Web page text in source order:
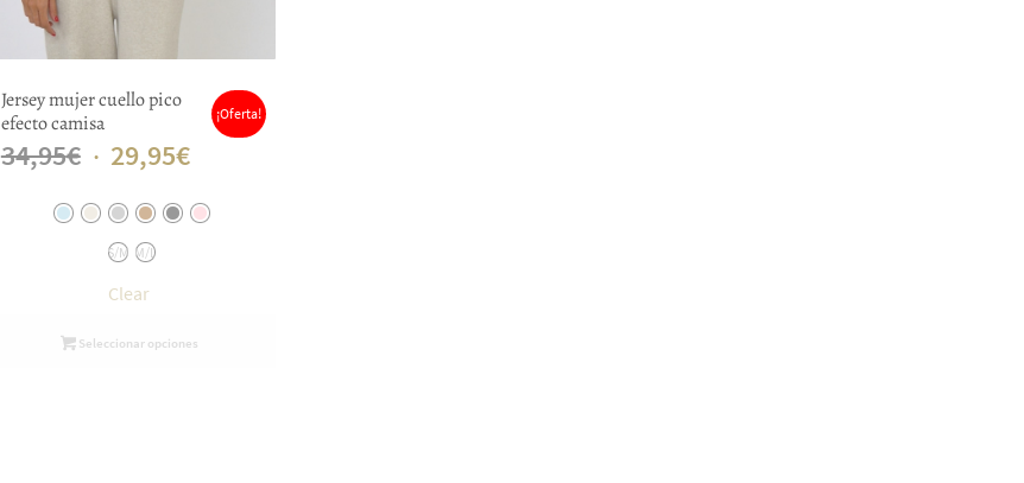
Jersey mujer cuello pico
efecto camisa
34,95€ El
precio
original
era:
29,95€El
precio
actual
¡Oferta!
S/M M/L
Clear
Seleccionar opciones